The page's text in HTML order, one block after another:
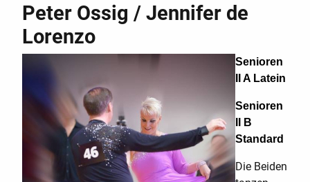
Peter Ossig / Jennifer de
Lorenzo
Senioren
II A Latein
Senioren
II B
Standard
Die Beiden